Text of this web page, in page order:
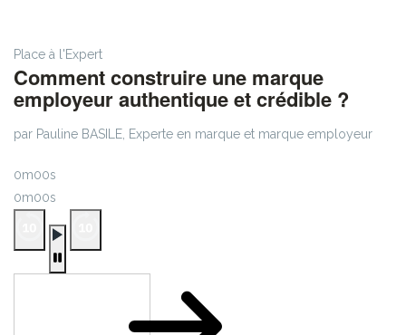
Place à l'Expert
Comment construire une marque
employeur authentique et crédible ?
par Pauline BASILE, Experte en marque et marque employeur
0m00s
0m00s